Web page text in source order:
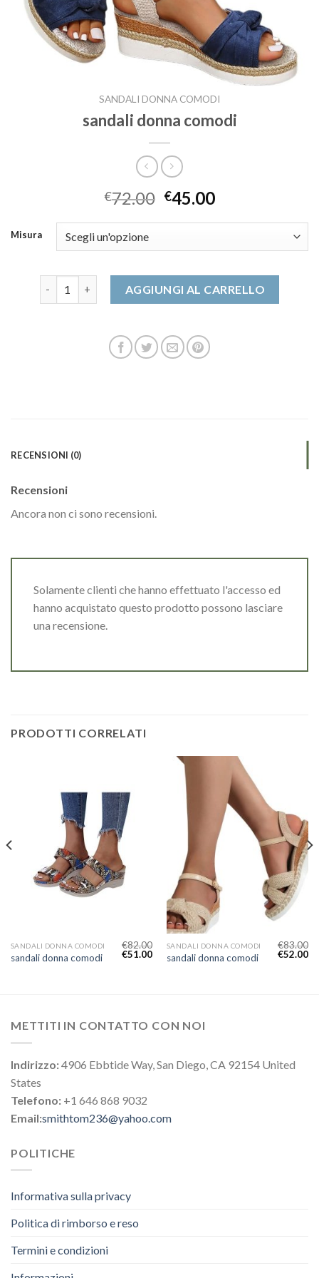
SANDALI DONNA COMODI
sandali donna comodi
€72.00 €45.00
Misura
AGGIUNGI AL CARRELLO
RECENSIONI (0)
Recensioni
Ancora non ci sono recensioni.
Solamente clienti che hanno effettuato l'accesso ed
hanno acquistato questo prodotto possono lasciare
una recensione.
PRODOTTI CORRELATI
SANDALI DONNA COMODI
sandali donna comodi
€82.00
€51.00
SANDALI DONNA COMODI
sandali donna comodi
€83.00
€52.00
METTITI IN CONTATTO CON NOI
Indirizzo:4906 Ebbtide Way, San Diego, CA 92154 United
States
Telefono: +1 646 868 9032
Email:smithtom236@yahoo.com
POLITICHE
Informativa sulla privacy
Politica di rimborso e reso
Termini e condizioni